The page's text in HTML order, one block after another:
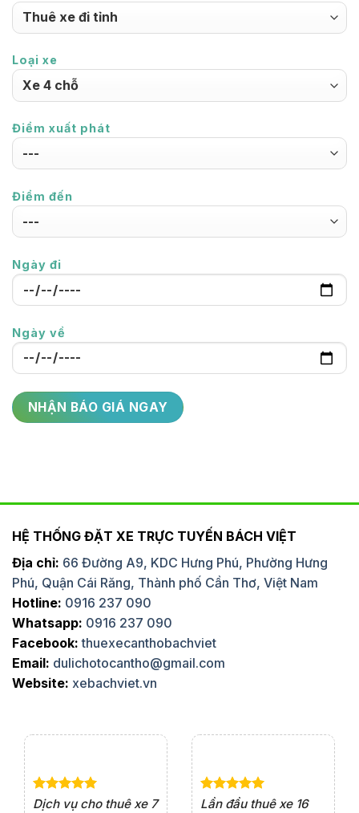
Loại xe
Điểm xuất phát
Điểm đến
Ngày đi
Ngày về
HỆ THỐNG ĐẶT XE TRỰC TUYẾN BÁCH VIỆT
Địa chỉ: 66 Đường A9, KDC Hưng Phú, Phường Hưng
Phú, Quận Cái Răng, Thành phố Cần Thơ, Việt Nam
Hotline: 0916 237 090
Whatsapp: 0916 237 090
Facebook: thuexecanthobachviet
Email: dulichotocantho@gmail.com
Website: xebachviet.vn
Dịch vụ cho thuê xe 7
Lần đầu thuê xe 16